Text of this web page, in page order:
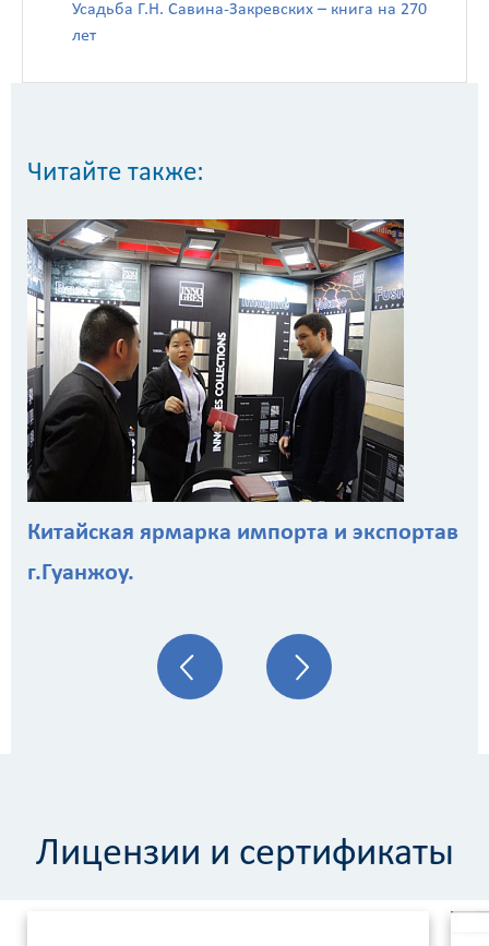
Усадьба Г.Н. Савина-Закревских – книга на 270
лет
Читайте также:
Китайская ярмарка импорта и экспортав
г.Гуанжоу.
Лицензии и сертификаты
Калькулятор
Вид
работ
?